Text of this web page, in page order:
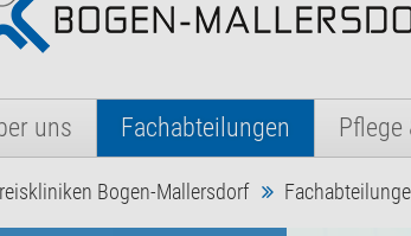
uns Fachabteilungen Pflege
Bogen-Mallersdorf